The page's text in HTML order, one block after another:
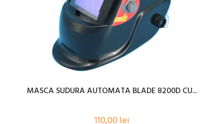
MASCA SUDURA AUTOMATA BLADE 8200D CU...
110,00 lei